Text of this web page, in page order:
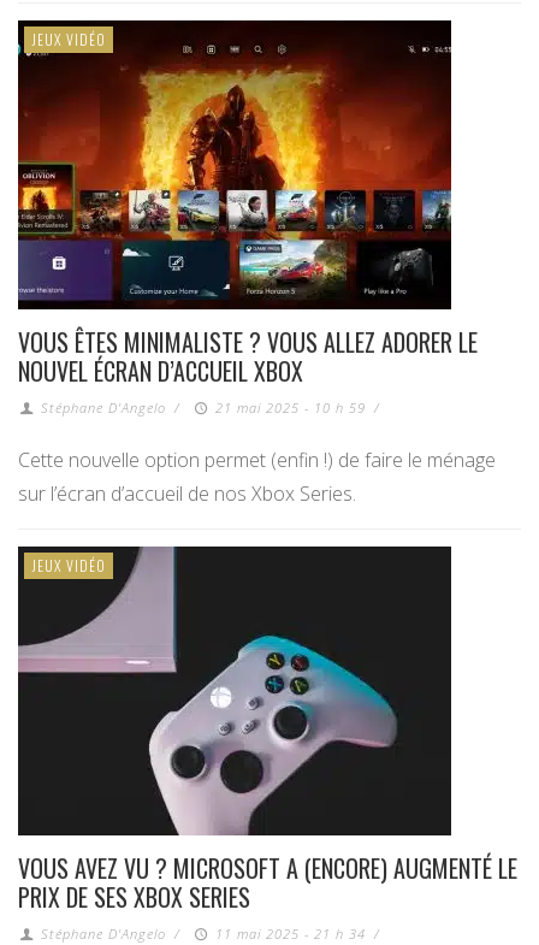
JEUX VIDÉO
VOUS ÊTES MINIMALISTE ? VOUS ALLEZ ADORER LE
NOUVEL ÉCRAN D’ACCUEIL XBOX
Stéphane D'Angelo / 21 mai 2025 - 10 h 59 /
Cette nouvelle option permet (enfin !) de faire le ménage
sur l’écran d’accueil de nos Xbox Series.
JEUX VIDÉO
VOUS AVEZ VU ? MICROSOFT A (ENCORE) AUGMENTÉ LE
PRIX DE SES XBOX SERIES
Stéphane D'Angelo / 11 mai 2025 - 21 h 34 /